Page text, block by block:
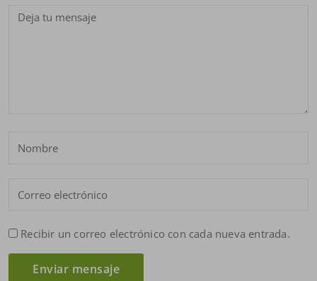
Recibir un correo electrónico con cada nueva entrada.